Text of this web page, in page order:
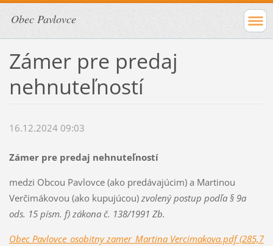
Obec Pavlovce
Zámer pre predaj
nehnuteľností
16.12.2024 09:03
Zámer pre predaj nehnuteľností
medzi Obcou Pavlovce (ako predávajúcim) a Martinou
Verčimákovou (ako kupujúcou) zvolený postup podľa § 9a
ods. 15 písm. f) zákona č. 138/1991 Zb.
Obec Pavlovce_osobitny zamer_Martina Vercimakova.pdf (285,7